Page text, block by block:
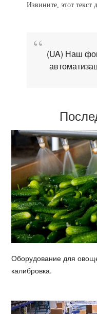
Извините, этот текст
(UA) Наш
Оборудование для
калибровка.